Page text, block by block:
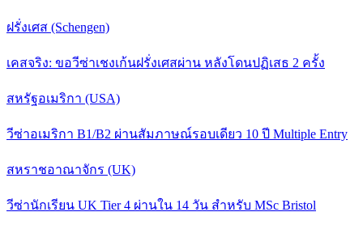
ฝรั่งเศส (Schengen)
เคสจริง: ขอวีซ่าเชงเก้นฝรั่งเศสผ่าน หลังโดนปฏิเสธ 2 ครั้ง
สหรัฐอเมริกา (USA)
วีซ่าอเมริกา B1/B2 ผ่านสัมภาษณ์รอบเดียว 10 ปี Multiple Entry
สหราชอาณาจักร (UK)
วีซ่านักเรียน UK Tier 4 ผ่านใน 14 วัน สำหรับ MSc Bristol